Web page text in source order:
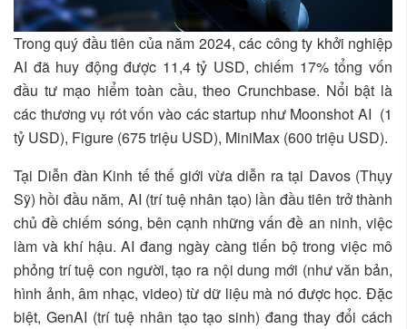
Trong quý đầu tiên của năm 2024, các công ty khởi nghiệp
AI đã huy động được 11,4 tỷ USD, chiếm 17% tổng vốn
đầu tư mạo hiểm toàn cầu, theo Crunchbase. Nổi bật là
các thương vụ rót vốn vào các startup như Moonshot AI (1
tỷ USD), Figure (675 triệu USD), MiniMax (600 triệu USD).
Tại Diễn đàn Kinh tế thế giới vừa diễn ra tại Davos (Thụy
Sỹ) hồi đầu năm, AI (trí tuệ nhân tạo) lần đầu tiên trở thành
chủ đề chiếm sóng, bên cạnh những vấn đề an ninh, việc
làm và khí hậu. AI đang ngày càng tiến bộ trong việc mô
phỏng trí tuệ con người, tạo ra nội dung mới (như văn bản,
hình ảnh, âm nhạc, video) từ dữ liệu mà nó được học. Đặc
biệt, GenAI (trí tuệ nhân tạo tạo sinh) đang thay đổi cách